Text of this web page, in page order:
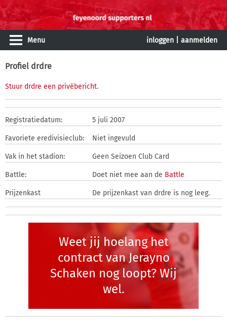
Menu inloggen aanmelden
Profiel drdre
Stuur drdre een privébericht.
Registratiedatum: 5 juli 2007
Favoriete eredivisieclub: Niet ingevuld
Vak in het stadion: Geen Seizoen Club Card
Battle: Doet niet mee aan de Battle
Prijzenkast De prijzenkast van drdre is nog leeg.
Weet jij hoelang het
contract van Jerayno
Schaken nog loopt? Wij
wel.